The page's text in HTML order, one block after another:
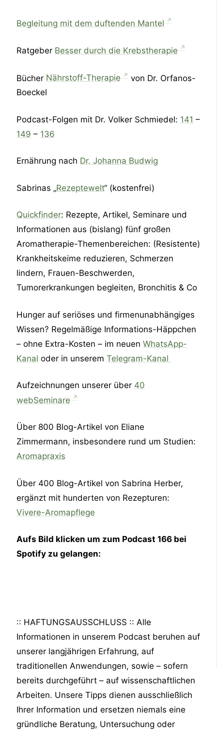
Begleitung mit dem duftenden Mantel
Ratgeber Besser durch die Krebstherapie
Bücher Nährstoff-Therapie
von Dr. Orfanos-
Boeckel
Podcast-Folgen mit Dr. Volker Schmiedel: 141 –
149 – 136
Ernährung nach Dr. Johanna Budwig
Sabrinas „Rezeptewelt“ (kostenfrei)
Quickfinder: Rezepte, Artikel, Seminare und
Informationen aus (bislang) fünf großen
Aromatherapie-Themenbereichen: (Resistente)
Krankheitskeime reduzieren, Schmerzen
lindern, Frauen-Beschwerden,
Tumorerkrankungen begleiten, Bronchitis & Co
Hunger auf seriöses und firmenunabhängiges
Wissen? Regelmäßige Informations-Häppchen
– ohne Extra-Kosten – im neuenWhatsApp-
Kanal oder in unseremTelegram-Kanal
Aufzeichnungen unserer über 40
webSeminare
Über 800 Blog-Artikel von Eliane
Zimmermann, insbesondere rund um Studien:
Aromapraxis
Über 400 Blog-Artikel von Sabrina Herber,
ergänzt mit hunderten von Rezepturen:
Vivere-Aromapflege
Aufs Bild klicken um zum Podcast 166 bei
Spotify zu gelangen:
:: HAFTUNGSAUSSCHLUSS :: Alle
Informationen in unserem Podcast beruhen auf
unserer langjährigen Erfahrung, auf
traditionellen Anwendungen, sowie – sofern
bereits durchgeführt – auf wissenschaftlichen
Arbeiten. Unsere Tipps dienen ausschließlich
Ihrer Information und ersetzen niemals eine
gründliche Beratung, Untersuchung oder